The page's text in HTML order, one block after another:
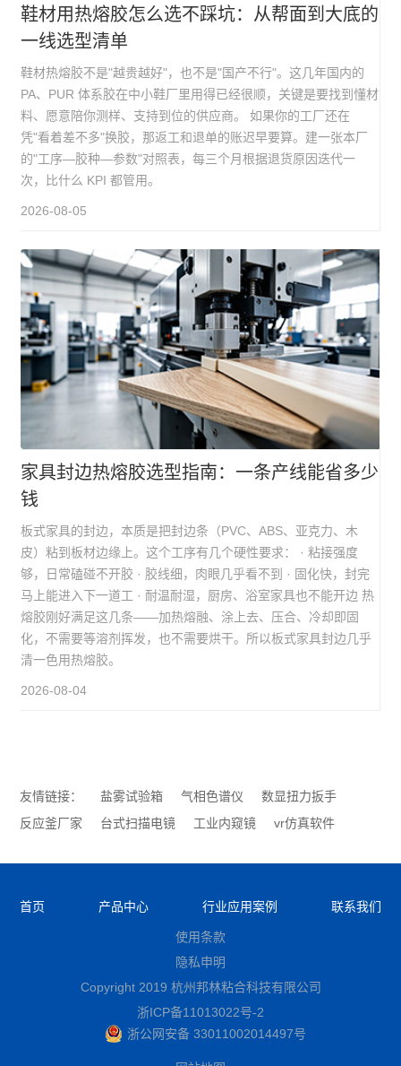
鞋材用热熔胶怎么选不踩坑：从帮面到大底的
一线选型清单
鞋材热熔胶不是"越贵越好"，也不是"国产不行"。这几年国内的
PA、PUR 体系胶在中小鞋厂里用得已经很顺，关键是要找到懂材
料、愿意陪你测样、支持到位的供应商。 如果你的工厂还在
凭"看着差不多"换胶，那返工和退单的账迟早要算。建一张本厂
的"工序—胶种—参数"对照表，每三个月根据退货原因迭代一
次，比什么 KPI 都管用。
2026-08-05
家具封边热熔胶选型指南：一条产线能省多少
钱
板式家具的封边，本质是把封边条（PVC、ABS、亚克力、木
皮）粘到板材边缘上。这个工序有几个硬性要求： · 粘接强度
够，日常磕碰不开胶 · 胶线细，肉眼几乎看不到 · 固化快，封完
马上能进入下一道工 · 耐温耐湿，厨房、浴室家具也不能开边 热
熔胶刚好满足这几条——加热熔融、涂上去、压合、冷却即固
化，不需要等溶剂挥发，也不需要烘干。所以板式家具封边几乎
清一色用热熔胶。
2026-08-04
友情链接： 盐雾试验箱 气相色谱仪
数显扭力扳手
反应釜厂家
台式扫描电镜 工业内窥镜 vr仿真软件
首页 产品中心 行业应用案例 联系我们
使用条款
隐私申明
Copyright 2019 杭州邦林粘合科技有限公司
浙ICP备11013022号-2
浙公网安备 33011002014497号